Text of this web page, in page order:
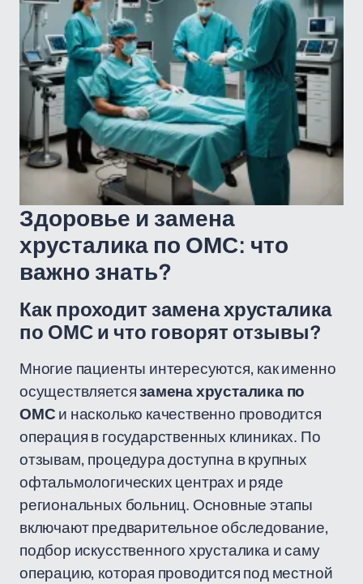
Здоровье и замена
хрусталика по ОМС: что
важно знать?
Как проходит замена хрусталика
по ОМС и что говорят отзывы?
Многие пациенты интересуются, как именно
осуществляетсязамена хрусталика по
ОМСи насколько качественно проводится
операция в государственных клиниках. По
отзывам, процедура доступна в крупных
офтальмологических центрах и ряде
региональных больниц. Основные этапы
включают предварительное обследование,
подбор искусственного хрусталика и саму
операцию, которая проводится под местной